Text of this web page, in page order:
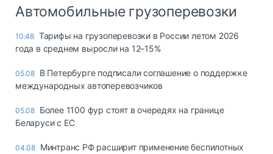
Автомобильные грузоперевозки
10:48 Тарифы на грузоперевозки в России летом 2026
года в среднем выросли на 12–15%
05.08 В Петербурге подписали соглашение о поддержке
международных автоперевозчиков
05.08 Более 1100 фур стоят в очередях на границе
Беларуси с ЕС
04.08 Минтранс РФ расширит применение беспилотных